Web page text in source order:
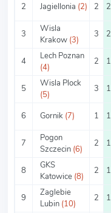
2 Jagiellonia (2) 2 2
3
Wisla
Krakow (3)
3 2
4
Lech Poznan
(4)
2 1
5
Wisla Plock
(5)
3 1
6 Gornik (7) 1 1
7
Pogon
Szczecin (6)
2 1
8
GKS
Katowice (8)
2 1
9
Zaglebie
Lubin (10)
2 1